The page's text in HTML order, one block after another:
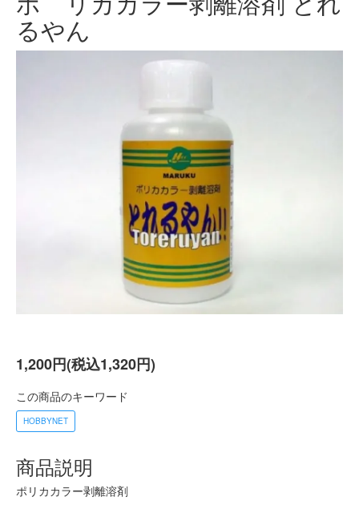
るやん
1,200円(税込1,320円)
この商品のキーワード
HOBBYNET
商品説明
ポリカカラー剥離溶剤